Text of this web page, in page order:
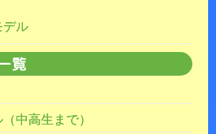
デル
中高生まで）